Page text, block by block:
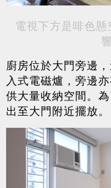
電視下方是啡色
廚房位於大門旁邊
入式電磁爐，旁邊
供大量收納空間。
出至大門附近擺放。